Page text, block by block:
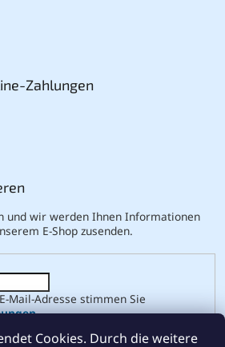
Cookies. Durch die weitere
Zahlungen
und wir werden Ihnen Informationen
E-Shop zusenden.
Mail-Adresse stimmen Sie
.